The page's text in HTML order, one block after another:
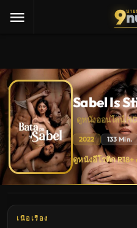
9นาย
Sabel Is
ดูหนังออนไลน์
2022 133 Min.
Sabel
Is
Still
Young
หนัง
ดูหนังอีโรติก R18+
เนื้อเรื่อง